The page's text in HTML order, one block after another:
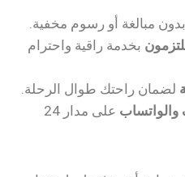
بدون مبالغة أو رسوم مخفية.
بخدمة راقية واحترام
لضمان راحتك طوال الرحلة.
والواتساب
على مدار 24